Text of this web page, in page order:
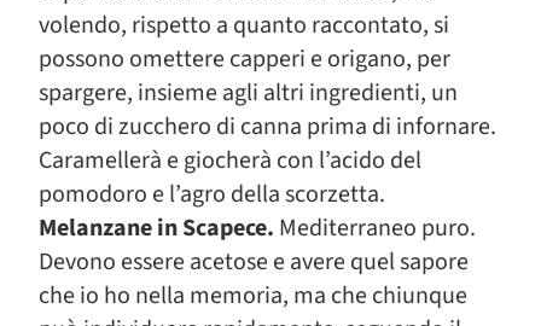
volendo, rispetto a quanto raccontato, si
possono omettere capperi e origano, per
spargere, insieme agli altri ingredienti, un
poco di zucchero di canna prima di infornare.
Caramellerà e giocherà con l’acido del
pomodoro e l’agro della scorzetta.
Melanzane in Scapece. Mediterraneo puro.
Devono essere acetose e avere quel sapore
che io ho nella memoria, ma che chiunque